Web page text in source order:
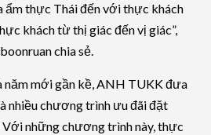
ẩm thực Thái đến với thực khách
khách từ thị giác đến vị giác”,
chia sẻ.
năm mới gần kề, ANH TUKK đưa
nhiều chương trình ưu đãi đặt
Với những chương trình này, thực